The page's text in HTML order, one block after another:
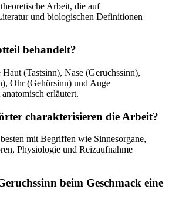
Arbeit, die auf
und biologischen Definitionen
behandelt?
(Tastsinn), Nase (Geruchssinn),
Ohr (Gehörsinn) und Auge
erläutert.
charakterisieren die Arbeit?
mit Begriffen wie Sinnesorgane,
Physiologie und Reizaufnahme
beim Geschmack eine